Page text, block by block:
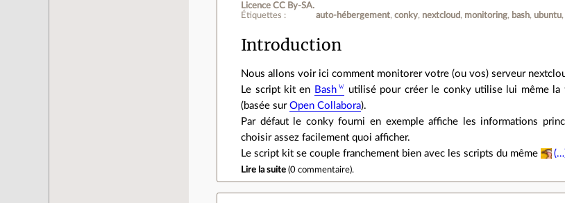
Licence CC By‑SA.
Étiquettes :
auto-hébergement conky nextcloud monitoring bash ubuntu
Introduction
Nous allons voir ici comment monitorer votre (ou vos) serveur
Le script kit en Bash utilisé pour créer le conky utilise lui même la
(basée surOpen Collabora).
Par défaut le conky fourni en exemple affiche les informations
choisir assez facilement quoi afficher.
Le script kit se couple franchement bien avec les scripts du même
Lire la suite (0 commentaire).